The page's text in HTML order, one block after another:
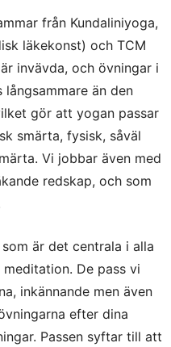
från Kundaliniyoga,
läkekonst) och TCM
invävda, och övningar i
än den
gör att yogan passar
smärta, fysisk, såväl
Vi jobbar även med
redskap, och som
är det centrala i alla
De pass vi
inkännande men även
efter dina
Passen syftar till att